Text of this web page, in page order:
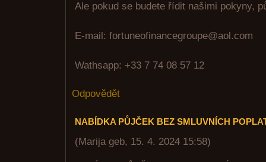
Ale pokud se budete řídit našimi pokyny,
E-mail: fortuneofinancegroupe@aol.com
Wathsapp: +33 7 74 08 57 12
Odpovědět
NABÍDKA PŮJČEK BEZ SMLUVNÍCH
(Marija geb, 15. 4. 2024 15:58)